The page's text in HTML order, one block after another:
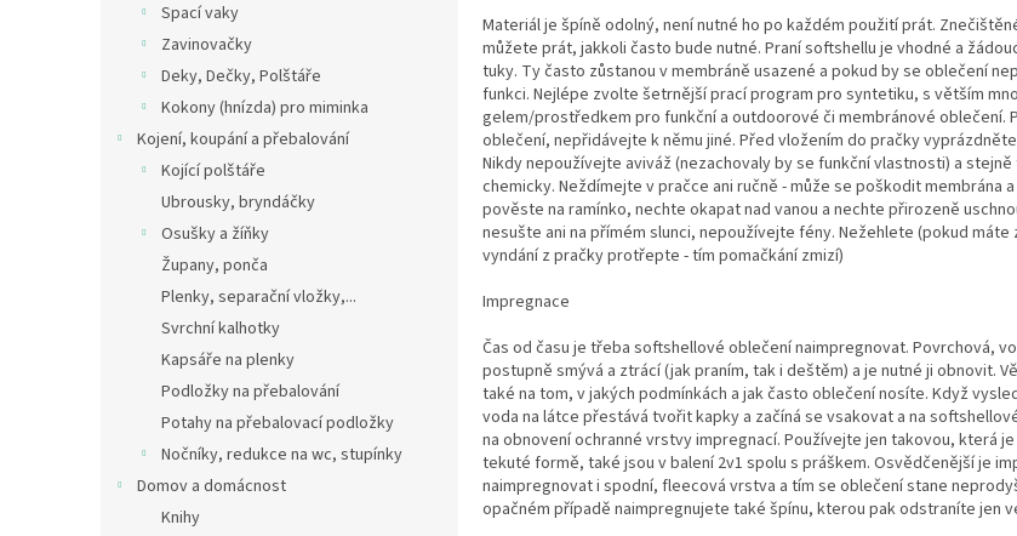
Spací vaky
Zavinovačky
Deky, Dečky, Polštáře
Kokony (hnízda) pro miminka
Kojení, koupání a přebalování
Kojící polštáře
Ubrousky, bryndáčky
Osušky a žíňky
Župany, ponča
Plenky, separační vložky,...
Svrchní kalhotky
Kapsáře na plenky
Podložky na přebalování
Potahy na přebalovací podložky
Nočníky, redukce na wc, stupínky
Domov a domácnost
Knihy
Materiál je špíně odolný, není nutné ho po každém použití prát.
můžete prát, jakkoli často bude nutné. Praní softshellu je vhodné a
tuky. Ty často zůstanou v membráně usazené a pokud by se oblečení
funkci. Nejlépe zvolte šetrnější prací program pro syntetiku, s větším
gelem/prostředkem pro funkční a outdoorové či membránové
oblečení, nepřidávejte k němu jiné. Před vložením do pračky
Nikdy nepoužívejte aviváž (nezachovaly by se funkční vlastnosti) a
chemicky. Neždímejte v pračce ani ručně - může se poškodit membrána
pověste na ramínko, nechte okapat nad vanou a nechte přirozeně
nesušte ani na přímém slunci, nepoužívejte fény. Nežehlete (pokud
vyndání z pračky protřepte - tím pomačkání zmizí)
Impregnace
Čas od času je třeba softshellové oblečení naimpregnovat. Povrchová,
postupně smývá a ztrácí (jak praním, tak i deštěm) a je nutné ji obnovit.
také na tom, v jakých podmínkách a jak často oblečení nosíte. Když
voda na látce přestává tvořit kapky a začíná se vsakovat a na
na obnovení ochranné vrstvy impregnací. Používejte jen takovou, která
tekuté formě, také jsou v balení 2v1 spolu s práškem. Osvědčenější je
naimpregnovat i spodní, fleecová vrstva a tím se oblečení stane
opačném případě naimpregnujete také špínu, kterou pak odstraníte jen